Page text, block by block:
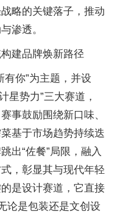
略的关键落子，推动
渗透。
建品牌焕新路径
有你”为主题，并设
星势力”三大赛道，
事鼓励围绕新口味、
基于市场趋势持续迭
出“佐餐”局限，融入
，彰显其与现代年轻
是设计赛道，它直接
论是包装还是文创设